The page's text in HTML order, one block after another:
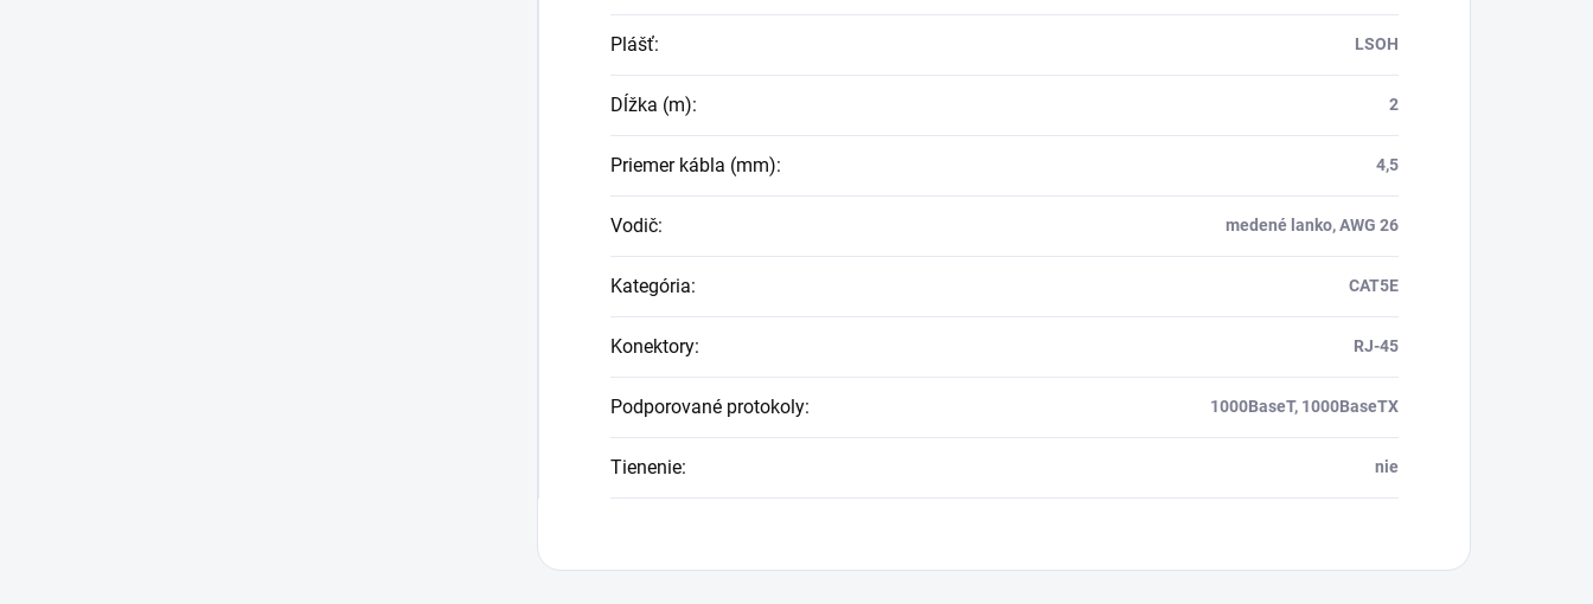
Plášť: LSOH
Dĺžka (m): 2
Priemer kábla (mm): 4,5
Vodič: medené lanko, AWG 26
Kategória: CAT5E
Konektory: RJ-45
Podporované protokoly: 1000BaseT, 1000BaseTX
Tienenie: nie